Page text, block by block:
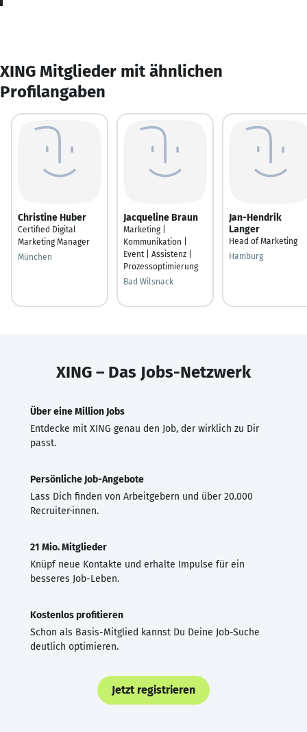
XING Mitglieder mit ähnlichen
Profilangaben
Christine Huber
Certified Digital
Marketing Manager
München
Jacqueline Braun
Marketing |
Kommunikation |
Event | Assistenz |
Prozessoptimierung
Bad Wilsnack
Jan-Hendrik
Langer
Head of Marketing
Hamburg
XING – Das Jobs-Netzwerk
Über eine Million Jobs
Entdecke mit XING genau den Job, der wirklich zu Dir
passt.
Persönliche Job-Angebote
Lass Dich finden von Arbeitgebern und über 20.000
Recruiter·innen.
21 Mio. Mitglieder
Knüpf neue Kontakte und erhalte Impulse für ein
besseres Job-Leben.
Kostenlos profitieren
Schon als Basis-Mitglied kannst Du Deine Job-Suche
deutlich optimieren.
Jetzt registrieren